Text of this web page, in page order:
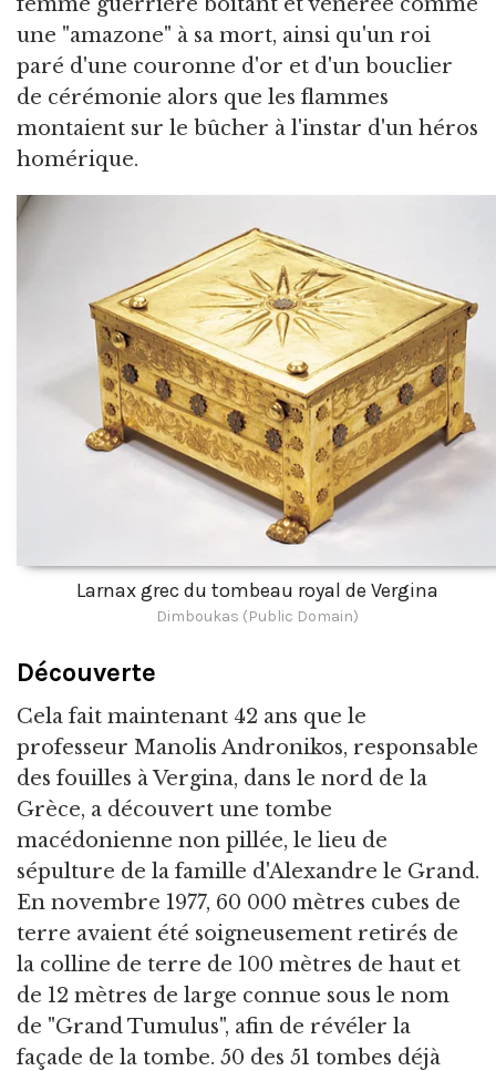
une "amazone" à sa mort, ainsi qu'un roi
paré d'une couronne d'or et d'un bouclier
de cérémonie alors que les flammes
montaient sur le bûcher à l'instar d'un héros
homérique.
Larnax grec du tombeau royal de Vergina
Dimboukas (Public Domain)
Découverte
Cela fait maintenant 42 ans que le
professeur Manolis Andronikos, responsable
des fouilles à Vergina, dans le nord de la
Grèce, a découvert une tombe
macédonienne non pillée, le lieu de
sépulture de la famille d'Alexandre le Grand.
En novembre 1977, 60 000 mètres cubes de
terre avaient été soigneusement retirés de
la colline de terre de 100 mètres de haut et
de 12 mètres de large connue sous le nom
de "Grand Tumulus", afin de révéler la
façade de la tombe. 50 des 51 tombes déjà